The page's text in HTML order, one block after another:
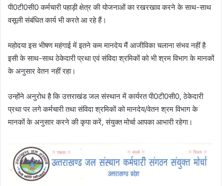
पी0टी0सी0 कर्मचारी पहाड़ी क्षेत्र की योजनाओं का रखरखाव करने के साथ-साथ
वसूली संबंधित कार्य भी करते आ रहे हैं।
महोदया इस भीषण महंगाई में इतने कम मानदेय मैं आजीविका चलाना संभव नहीं है
इसी के साथ-साथ ठेकेदारी प्रथा एवं संविदा श्रमिकों को भी श्रम विभाग के मानकों
के अनुसार वेतन नहीं रहा।
उन्होंने अनुरोध है कि उत्तराखंड जल संस्थान में कार्यरत पी0टी0सी0, ठेकेदारी
प्रथा पर लगे कर्मचारी तथा संविदा श्रमिकों को मानदेय/वेतन श्रम विभाग के
मानकों के अनुसार करने की कृपा करें, संयुक्त मोर्चा आपका आभारी रहेगा।